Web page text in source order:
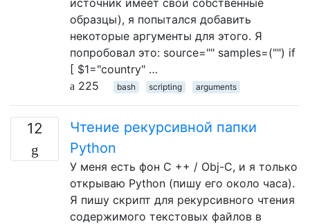
образцы), я попытался добавить
некоторые аргументы для этого. Я
попробовал это: source="" samples=("") if
[ $1="country" …
225
bash scripting arguments
12
Чтение рекурсивной папки
Python
У меня есть фон C ++ / Obj-C, и я только
открываю Python (пишу его около часа).
Я пишу скрипт для рекурсивного чтения
содержимого текстовых файлов в